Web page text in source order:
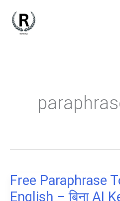
Free Paraphrase
English – बिना AI